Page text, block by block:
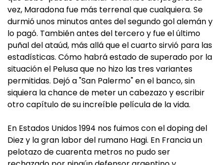
vez, Maradona fue más terrenal que cualquiera. Se
durmió unos minutos antes del segundo gol alemán y
lo pagó. También antes del tercero y fue el último
puñal del ataúd, más allá que el cuarto sirvió para las
estadísticas. Cómo habrá estado de superado por la
situación el Pelusa que no hizo las tres variantes
permitidas. Dejó a "San Palermo" en el banco, sin
siquiera la chance de meter un cabezazo y escribir
otro capítulo de su increíble película de la vida.
En Estados Unidos 1994 nos fuimos con el doping del
Diez y la gran labor del rumano Hagi. En Francia un
pelotazo de cuarenta metros no pudo ser